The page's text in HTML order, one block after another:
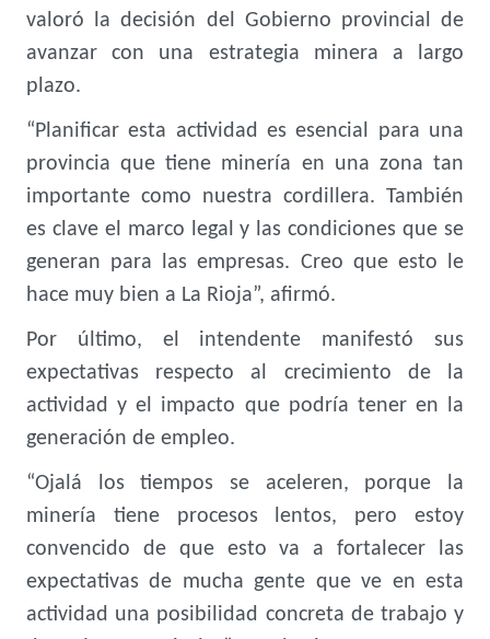
valoró la decisión del Gobierno provincial de
avanzar con una estrategia minera a largo
plazo.
“Planificar esta actividad es esencial para una
provincia que tiene minería en una zona tan
importante como nuestra cordillera. También
es clave el marco legal y las condiciones que se
generan para las empresas. Creo que esto le
hace muy bien a La Rioja”, afirmó.
Por último, el intendente manifestó sus
expectativas respecto al crecimiento de la
actividad y el impacto que podría tener en la
generación de empleo.
“Ojalá los tiempos se aceleren, porque la
minería tiene procesos lentos, pero estoy
convencido de que esto va a fortalecer las
expectativas de mucha gente que ve en esta
actividad una posibilidad concreta de trabajo y